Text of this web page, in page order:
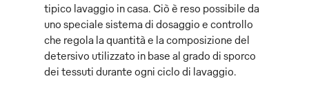
tipico lavaggio in casa. Ciò è reso possibile da
uno speciale sistema di dosaggio e controllo
che regola la quantità e la composizione del
detersivo utilizzato in base al grado di sporco
dei tessuti durante ogni ciclo di lavaggio.